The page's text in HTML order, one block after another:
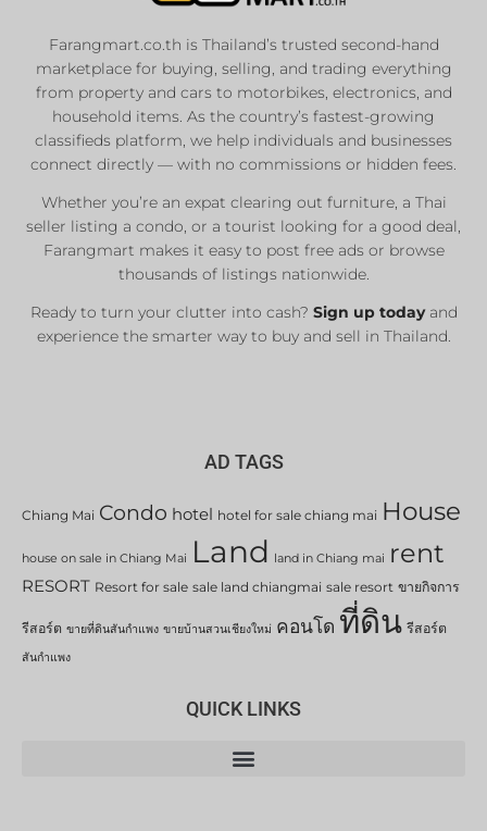
Farangmart.co.th is Thailand’s trusted second-hand
marketplace for buying, selling, and trading everything
from property and cars to motorbikes, electronics, and
household items. As the country’s fastest-growing
classifieds platform, we help individuals and businesses
connect directly — with no commissions or hidden fees.
Whether you’re an expat clearing out furniture, a Thai
seller listing a condo, or a tourist looking for a good deal,
Farangmart makes it easy to post free ads or browse
thousands of listings nationwide.
Ready to turn your clutter into cash? Sign up todayand
experience the smarter way to buy and sell in Thailand.
AD TAGS
Chiang Mai Condo hotel hotel for sale chiang mai House
house on sale in Chiang Mai Land land in Chiang mai rent
RESORT Resort for sale sale land chiangmai sale resort ขายกิจการ
รีสอร์ต ขายที่ดินสันกำแพง ขายบ้านสวนเชียงใหม่ คอนโด ที่ดิน รีสอร์ต
สันกำแพง
QUICK LINKS